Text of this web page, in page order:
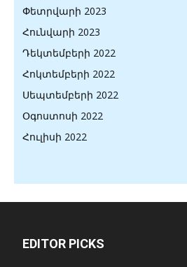
Փետրվարի 2023
Հունվարի 2023
Դեկտեմբերի 2022
Հոկտեմբերի 2022
Սեպտեմբերի 2022
Օգոստոսի 2022
Հուլիսի 2022
EDITOR PICKS